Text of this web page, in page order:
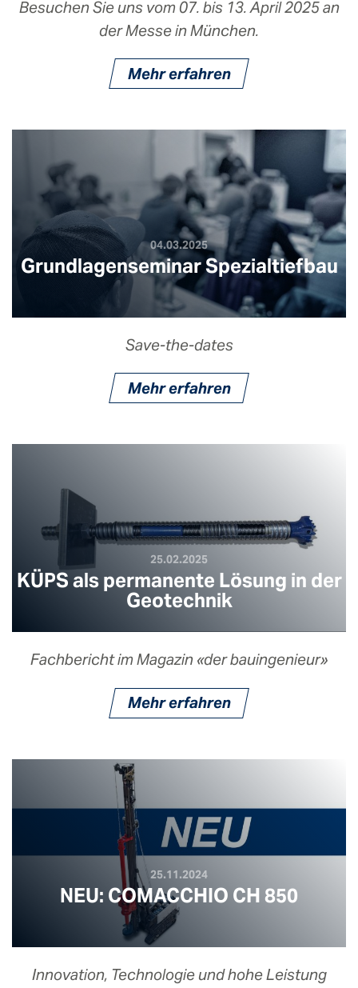
Besuchen Sie uns vom 07. bis 13. April 2025 an
der Messe in München.
Mehr erfahren
04.03.2025
Grundlagenseminar Spezialtiefbau
Save-the-dates
Mehr erfahren
25.02.2025
KÜPS als permanente Lösung in der
Geotechnik
Fachbericht im Magazin «der bauingenieur»
Mehr erfahren
25.11.2024
NEU: COMACCHIO CH 850
Innovation, Technologie und hohe Leistung